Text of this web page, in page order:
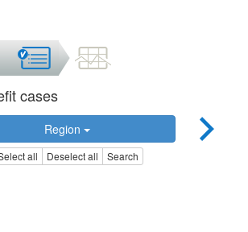
cases
Region
all Deselect all Search